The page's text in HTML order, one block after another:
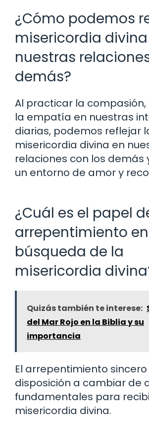
¿Cómo podemos
misericordia
nuestras
demás?
Al practicar la
la empatía en nuestras
diarias, podemos reflejar
misericordia divina en
relaciones con los demás
un entorno de amor y
¿Cuál es el papel
arrepentimiento
búsqueda de la
misericordia
Quizás también te interese:
del Mar Rojo en la Biblia y su
importancia
El arrepentimiento sincero
disposición a cambiar de
fundamentales para
misericordia divina.